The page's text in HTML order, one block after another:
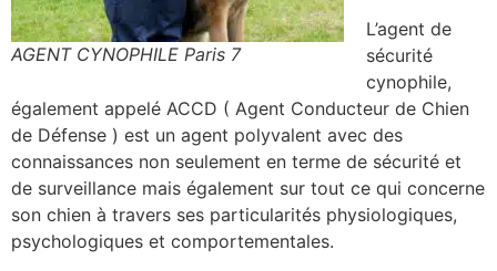
AGENT CYNOPHILE Paris 7
L’agent de
sécurité
cynophile,
également appelé ACCD ( Agent Conducteur de Chien
de Défense ) est un agent polyvalent avec des
connaissances non seulement en terme de sécurité et
de surveillance mais également sur tout ce qui concerne
son chien à travers ses particularités physiologiques,
psychologiques et comportementales.